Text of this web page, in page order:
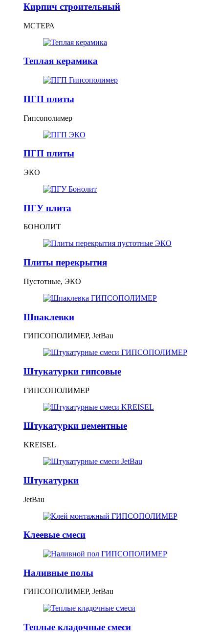
Кирпич строительный
МСТЕРА
Теплая керамика
ПГП плиты
Гипсополимер
ПГП плиты
ЭКО
ПГУ плита
БОНОЛИТ
Плиты перекрытия
Пустотные, ЭКО
Шпаклевки
ГИПСОПОЛИМЕР, JetBau
Штукатурки гипсовые
ГИПСОПОЛИМЕР
Штукатурки цементные
KREISEL
Штукатурки
JetBau
Клеевые смеси
Наливные полы
ГИПСОПОЛИМЕР, JetBau
Теплые кладочные смеси